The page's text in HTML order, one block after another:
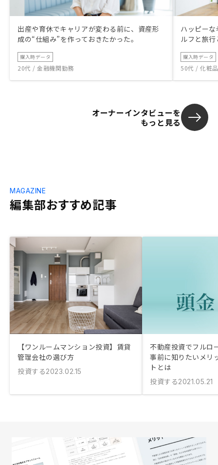
出産や育休でキャリアが変わる前に、資産形
成の“仕組み”を作っておきたかった。
購入時データ
20代 / 金融機関勤務
ハッピー
ルフと旅
購入時データ
50代 / 化粧
オーナーインタビューを
もっと見る
編集部おすすめ記事
MAGAZINE
【ワンルームマンション投資】賃貸
管理会社の選び方
投資する2023.02.15
不動産投資でフルロ
事前に知りたいメリ
トとは
投資する2021.05.21